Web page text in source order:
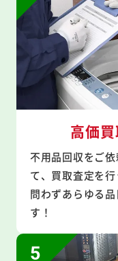
高価
不用品回収をご
て、買取査定を
問わずあらゆる
す！